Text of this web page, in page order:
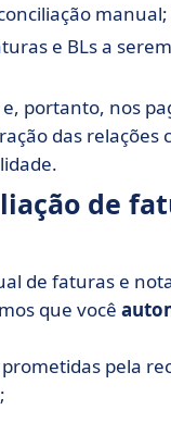
manual;
e BLs a
e, portanto, nos
das relações
de
de faturas e
que você
pela